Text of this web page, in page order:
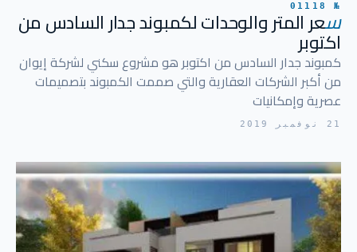
№ 01118
سعر المتر والوحدات لكمبوند جدار السادس من
اكتوبر
كمبوند جدار السادس من اكتوبر هو مشروع سكني لشركة إيوان
من أكبر الشركات العقارية والتي صممت الكمبوند بتصميمات
عصرية وإمكانيات
21 نوفمبر 2019